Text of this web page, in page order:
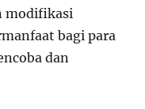
modifikasi
bagi para
dan